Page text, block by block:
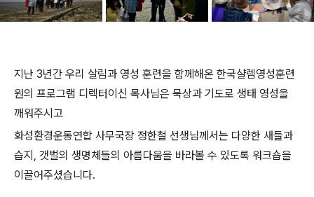
지난 3년간 우리 살림과 영성 훈련을 함께해온 한국샬렘영성훈련
원의 프로그램 디렉터이신 목사님은 묵상과 기도로 생태 영성을
깨워주시고
화성환경운동연합 사무국장 정한철 선생님께서는 다양한 새들과
습지, 갯벌의 생명체들의 아름다움을 바라볼 수 있도록 워크숍을
이끌어주셨습니다.